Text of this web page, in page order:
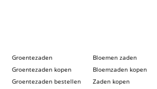
Groentezaden
Groentezaden kopen
Groentezaden bestellen
Bloemen zaden
Bloemzaden kopen
Zaden kopen